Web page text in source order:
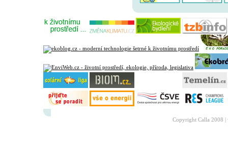
Copyright Calla 2008 |